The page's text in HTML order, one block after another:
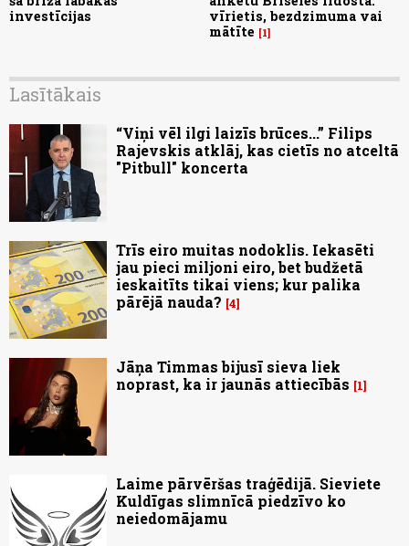
investīcijas
vīrietis, bezdzimuma vai
mātīte
1
Lasītākais
“Viņi vēl ilgi laizīs brūces...” Filips
Rajevskis atklāj, kas cietīs no atceltā
"Pitbull" koncerta
Trīs eiro muitas nodoklis. Iekasēti
jau pieci miljoni eiro, bet budžetā
ieskaitīts tikai viens; kur palika
pārējā nauda? 4
Jāņa Timmas bijusī sieva liek
noprast, ka ir jaunās attiecībās
1
Laime pārvēršas traģēdijā. Sieviete
Kuldīgas slimnīcā piedzīvo ko
neiedomājamu